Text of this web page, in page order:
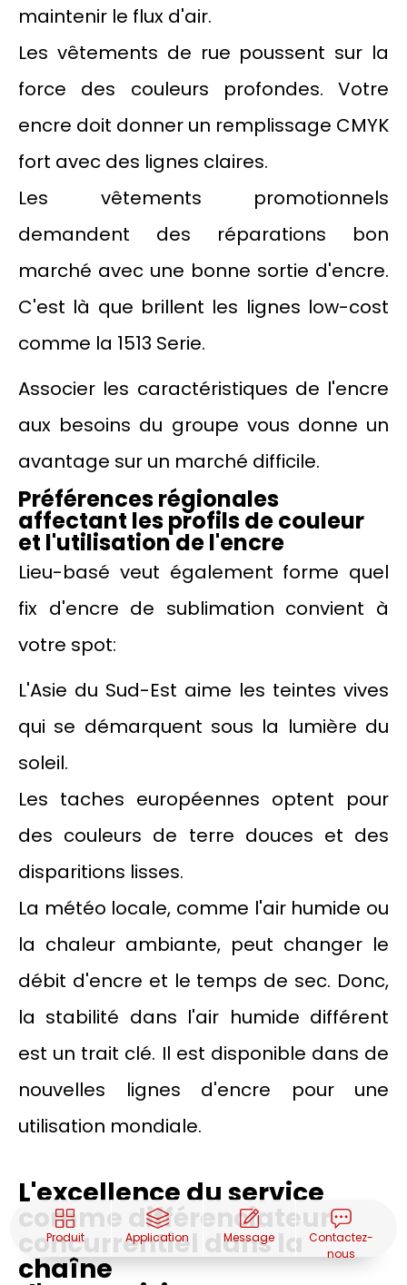
maintenir le flux d'air.
Les vêtements de rue poussent sur la
force des couleurs profondes. Votre
encre doit donner un remplissage CMYK
fort avec des lignes claires.
Les vêtements promotionnels
demandent des réparations bon
marché avec une bonne sortie d'encre.
C'est là que brillent les lignes low-cost
comme la 1513 Serie.
Associer les caractéristiques de l'encre
aux besoins du groupe vous donne un
avantage sur un marché difficile.
Préférences régionales
affectant les profils de couleur
et l'utilisation de l'encre
Lieu-basé veut également forme quel
fix d'encre de sublimation convient à
votre spot:
L'Asie du Sud-Est aime les teintes vives
qui se démarquent sous la lumière du
soleil.
Les taches européennes optent pour
des couleurs de terre douces et des
disparitions lisses.
La météo locale, comme l'air humide ou
la chaleur ambiante, peut changer le
débit d'encre et le temps de sec. Donc,
la stabilité dans l'air humide différent
est un trait clé. Il est disponible dans de
nouvelles lignes d'encre pour une
utilisation mondiale.
L'excellence du service
comme différenciateur
concurrentiel dans la
chaîne
Produit Application Message
Contactez-
nous